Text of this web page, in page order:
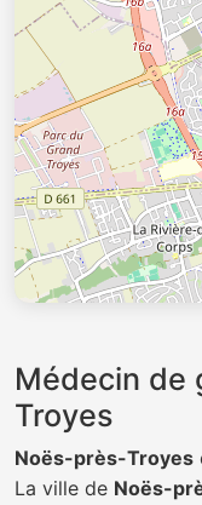
Médecin de
Troyes
Noës-près-Troyes
La ville de Noës-